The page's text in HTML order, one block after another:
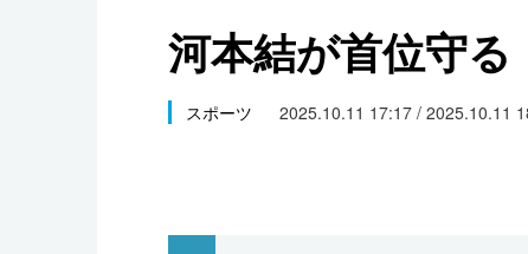
国際
科学・技術
河本結が首位守
スポーツ 2025.10.11 17:17 / 2025.10.11